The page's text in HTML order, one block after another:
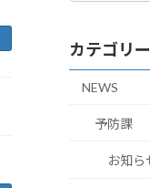
カテゴリー
NEWS
予防課
お知ら